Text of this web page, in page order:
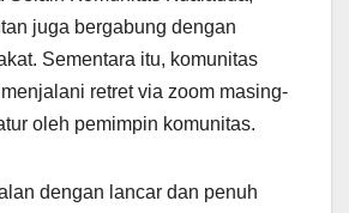
juga bergabung dengan
Sementara itu, komunitas
retret via zoom masing-
oleh pemimpin komunitas.
dengan lancar dan penuh